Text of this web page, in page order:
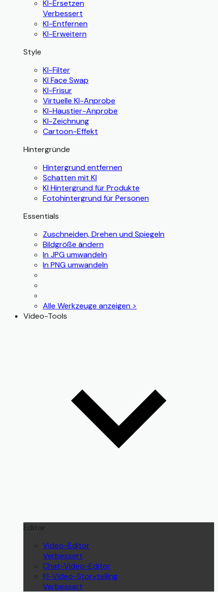
KI-Ersetzen
Verbessert
KI-Entfernen
KI-Erweitern
Style
KI-Filter
KI Face Swap
KI-Frisur
Virtuelle KI-Anprobe
KI-Haustier-Anprobe
KI-Zeichnung
Cartoon-Effekt
Hintergründe
Hintergrund entfernen
Schatten mit KI
KI Hintergrund für Produkte
Fotohintergrund für Personen
Essentials
Zuschneiden, Drehen und Spiegeln
Bildgröße ändern
In JPG umwandeln
In PNG umwandeln
Alle Werkzeuge anzeigen >
Video-Tools
Editor
Video-Editor
Verbessert
Chat-Video-Editor
KI-Video-Storytelling
Verbessert